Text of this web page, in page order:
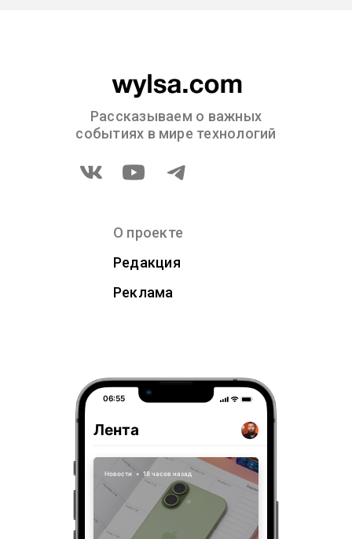
Рассказываем о важных
событиях в мире технологий
О проекте
Редакция
Реклама
06:55
Лента
Новости • 18 часов назад